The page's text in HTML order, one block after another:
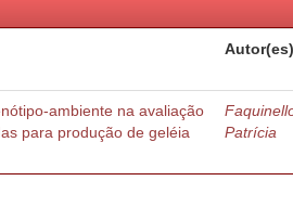
Autor(es)
ambiente na avaliação
para produção de geléia
Patrícia